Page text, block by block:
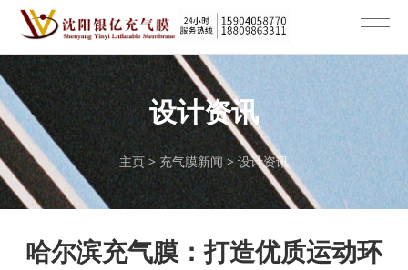
设计资讯
主页> 充气膜新闻> 设计资讯
哈尔滨充气膜：打造优质运动环